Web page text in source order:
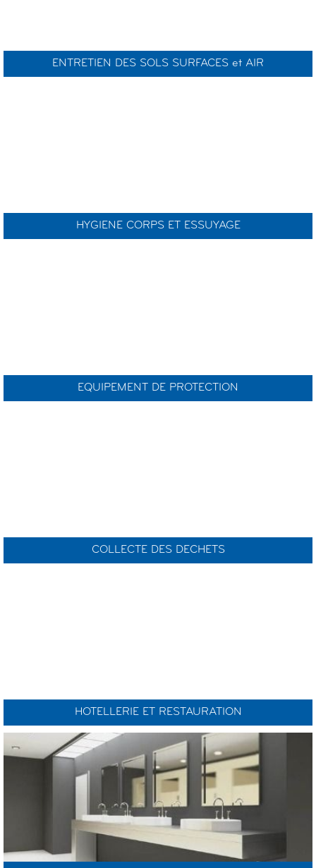
ENTRETIEN DES SOLS SURFACES et AIR
HYGIENE CORPS ET ESSUYAGE
EQUIPEMENT DE PROTECTION
COLLECTE DES DECHETS
HOTELLERIE ET RESTAURATION